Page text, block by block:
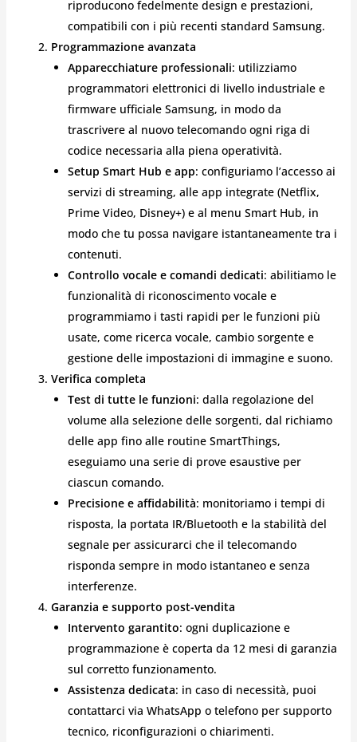
riproducono fedelmente design e prestazioni,
compatibili con i più recenti standard Samsung.
Programmazione avanzata
Apparecchiature professionali: utilizziamo
programmatori elettronici di livello industriale e
firmware ufficiale Samsung, in modo da
trascrivere al nuovo telecomando ogni riga di
codice necessaria alla piena operatività.
Setup Smart Hub e app: configuriamo l’accesso ai
servizi di streaming, alle app integrate (Netflix,
Prime Video, Disney+) e al menu Smart Hub, in
modo che tu possa navigare istantaneamente tra i
contenuti.
Controllo vocale e comandi dedicati: abilitiamo le
funzionalità di riconoscimento vocale e
programmiamo i tasti rapidi per le funzioni più
usate, come ricerca vocale, cambio sorgente e
gestione delle impostazioni di immagine e suono.
Verifica completa
Test di tutte le funzioni: dalla regolazione del
volume alla selezione delle sorgenti, dal richiamo
delle app fino alle routine SmartThings,
eseguiamo una serie di prove esaustive per
ciascun comando.
Precisione e affidabilità: monitoriamo i tempi di
risposta, la portata IR/Bluetooth e la stabilità del
segnale per assicurarci che il telecomando
risponda sempre in modo istantaneo e senza
interferenze.
Garanzia e supporto post-vendita
Intervento garantito: ogni duplicazione e
programmazione è coperta da 12 mesi di garanzia
sul corretto funzionamento.
Assistenza dedicata: in caso di necessità, puoi
contattarci via WhatsApp o telefono per supporto
tecnico, riconfigurazioni o chiarimenti.